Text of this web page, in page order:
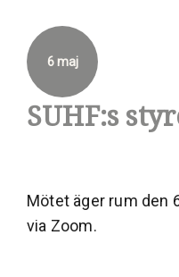
SUHF:s
6 maj
Mötet äger rum den
via Zoom.